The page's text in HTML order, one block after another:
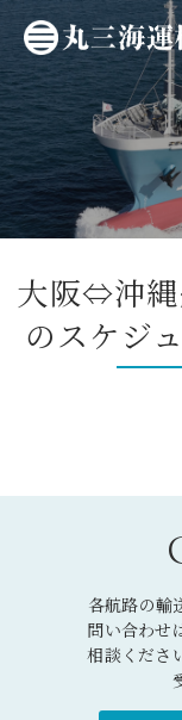
大阪⇔沖縄
のスケジ
各航路の輸
問い合わせ
相談くださ